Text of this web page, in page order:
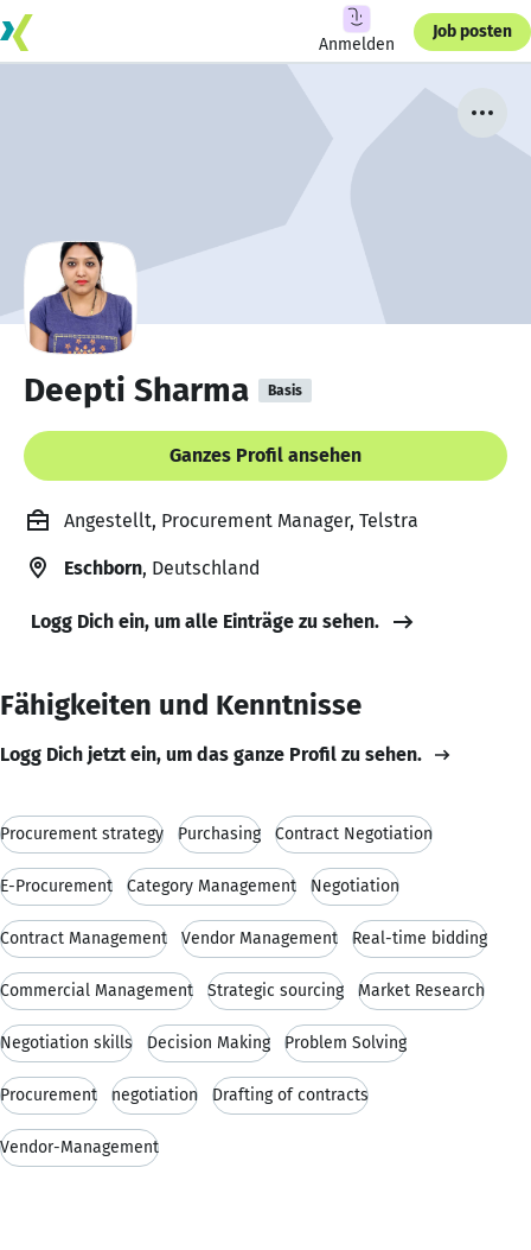
Anmelden
Job posten
Deepti Sharma Basis
Ganzes Profil ansehen
Angestellt, Procurement Manager, Telstra
Eschborn, Deutschland
Logg Dich ein, um alle Einträge zu sehen.
Fähigkeiten und Kenntnisse
Logg Dich jetzt ein, um das ganze Profil zu sehen.
Procurement strategy Purchasing Contract Negotiation
E-Procurement Category Management Negotiation
Contract Management Vendor Management Real-time bidding
Commercial Management Strategic sourcing Market Research
Negotiation skills Decision Making Problem Solving
Procurement negotiation Drafting of contracts
Vendor-Management